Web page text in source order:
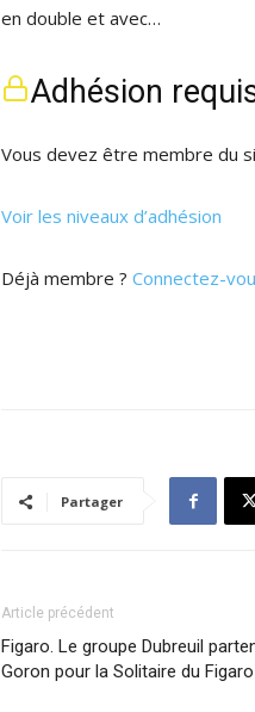
en double et avec…
Adhésion
Vous devez être membre du
Voir les niveaux d’adhésion
Déjà membre ? Connectez-
Partager
Article précédent
Figaro. Le groupe Dubreuil
Goron pour la Solitaire du Figaro